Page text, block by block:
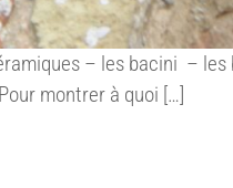
– les bacini – les
montrer à quoi […]